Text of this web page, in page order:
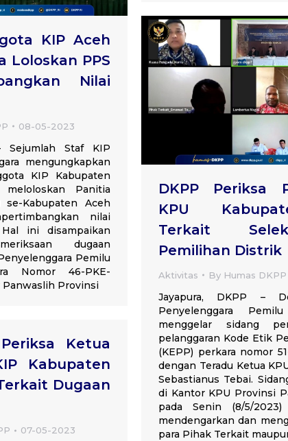
KIP Aceh
Loloskan PPS
Nilai
08-05-2023
Sejumlah Staf KIP
mengungkapkan
KIP Kabupaten
Panitia
se-Kabupaten Aceh
nilai
ini disampaikan
dugaan
Pemilu
Nomor 46-PKE-
Provinsi
DKPP Periksa
KPU
Terkait
Pemilihan Distrik
Aktivitas By Humas DKPP
Jayapura, DKPP –
Penyelenggara
menggelar sidang
pelanggaran Kode Etik
(KEPP) perkara nomor
dengan Teradu Ketua
Sebastianus Tebai.
di Kantor KPU Provinsi
pada Senin (8/5/
mendengarkan dan
para Pihak Terkait
Ketua
Kabupaten
Dugaan
07-05-2023